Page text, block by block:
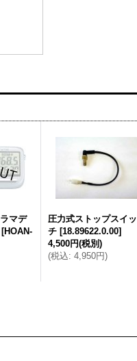
マデ
[HOAN-
圧力式ストップスイッ
チ [18.89622.0.00]
4,500円(税別)
(税込: 4,950円)